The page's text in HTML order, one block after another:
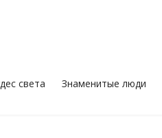
света Знаменитые люди